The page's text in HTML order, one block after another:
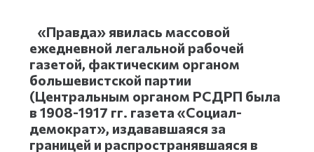
«Правда» явилась массовой
ежедневной легальной рабочей
газетой, фактическим органом
большевистской партии
(Центральным органом РСДРП была
в 1908-1917 гг. газета «Социал-
демократ», издававшаяся за
границей и распространявшаяся в